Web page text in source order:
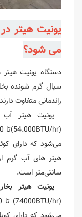
یونیت هیتر
می شود؟
دستگاه یونیت
سیال گرم شونده
راندمانی متفاوت
می‌شود که دارای
سانتی‌متر است.
یونیت هیتر بخار